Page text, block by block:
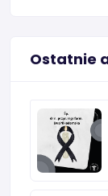
Ostatnie